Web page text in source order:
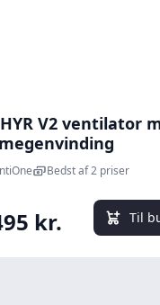
V2 ventilator
Bedst af 2 priser
kr. Til